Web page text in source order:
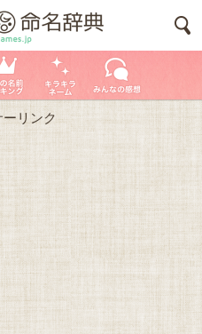
ーリンク